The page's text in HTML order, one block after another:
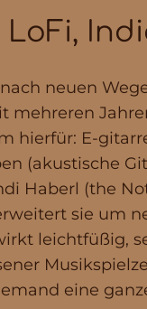
LoFi,
neuen
mehreren
hierfür: E-
(akustische
Haberl (the
sie um
leichtfüßig,
eine